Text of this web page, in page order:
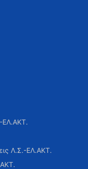
ΕΛ.ΑΚΤ.
Λ.Σ.-ΕΛ.ΑΚΤ.